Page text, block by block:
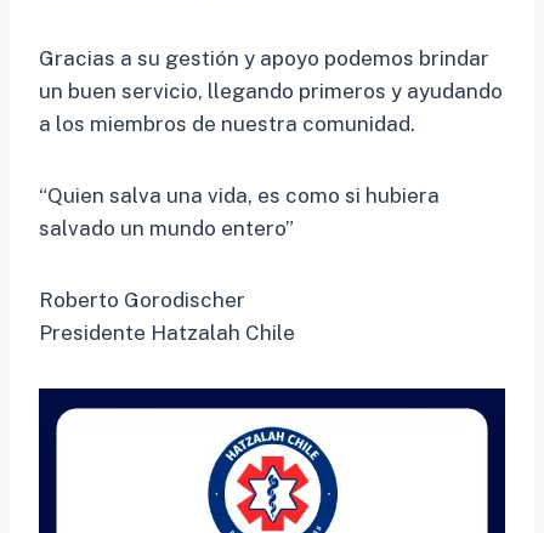
Gracias a su gestión y apoyo podemos brindar
un buen servicio, llegando primeros y ayudando
a los miembros de nuestra comunidad.
“Quien salva una vida, es como si hubiera
salvado un mundo entero”
Roberto Gorodischer
Presidente Hatzalah Chile